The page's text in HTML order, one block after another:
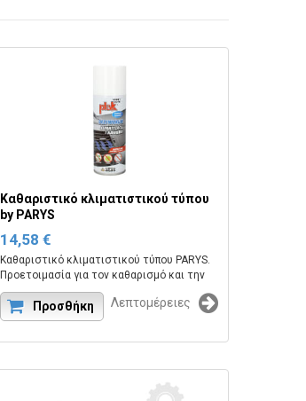
Καθαριστικό κλιματιστικού τύπου
by PARYS
14,58 €
Καθαριστικό κλιματιστικού τύπου PARYS.
Προετοιμασία για τον καθαρισμό και την
απολύμανση των συστημάτων
κλιματισμού.
Κωδικός εργοστασίου:PLAK AIRCLIM
Προσθήκη Λεπτομέρειες